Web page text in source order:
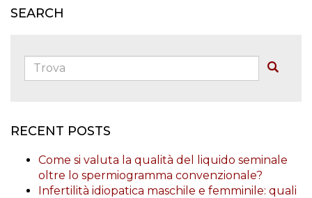
SEARCH
Trova:
RECENT POSTS
Come si valuta la qualità del liquido seminale
oltre lo spermiogramma convenzionale?
Infertilità idiopatica maschile e femminile: quali